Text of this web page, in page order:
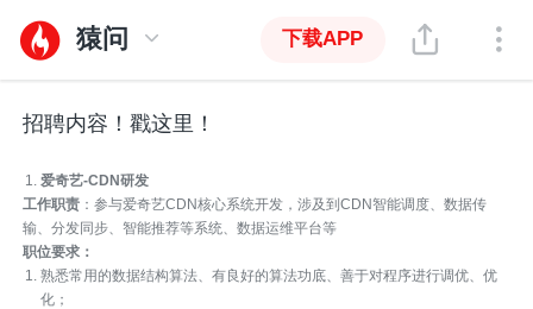
猿问 下载APP
招聘内容！戳这里！
爱奇艺-CDN研发
工作职责 ：参与爱奇艺CDN核心系统开发，涉及到CDN智能调度、数据传
输、分发同步、智能推荐等系统、数据运维平台等
职位要求：
熟悉常用的数据结构算法、有良好的算法功底、善于对程序进行调优、优
化；